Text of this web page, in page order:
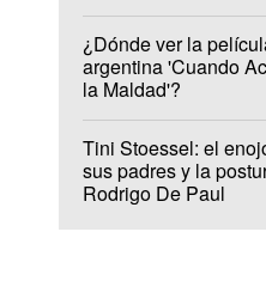
¿Dónde ver la
argentina 'Cuando
la Maldad'?
Tini Stoessel: el
sus padres y la
Rodrigo De Paul